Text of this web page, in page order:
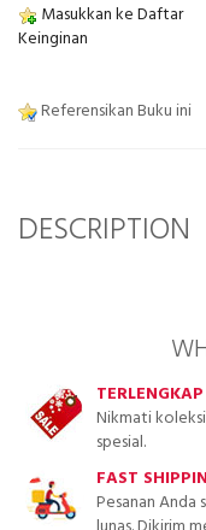
Masukkan ke Daftar
Keinginan
Referensikan Buku ini
DESCRIPTION
Nikmati koleksi
spesial.
FAST
Pesanan Anda